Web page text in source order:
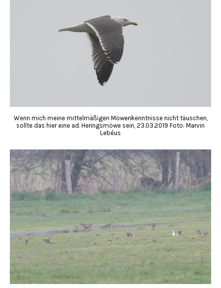
Wenn mich meine mittelmäßigen Möwenkenntnisse nicht täuschen,
sollte das hier eine ad. Heringsmöwe sein, 23.03.2019 Foto: Marvin
Lebéus